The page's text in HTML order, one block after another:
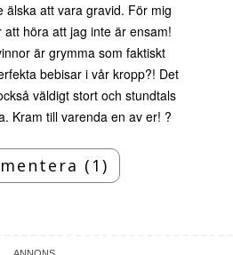
älska att vara gravid. För mig
att höra att jag inte är ensam!
är grymma som faktiskt
bebisar i vår kropp?! Det
väldigt stort och stundtals
Kram till varenda en av er! ?
(1)